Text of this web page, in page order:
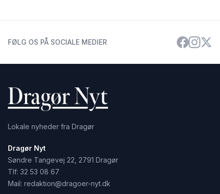
FØLG OS PÅ SOCIALE MEDIER
Lokale nyheder fra Dragør
Dragør Nyt
Søndre Tangevej 22, 2791 Dragør
Tlf: 32 53 08 67
Mail: redaktion@dragoer-nyt.dk